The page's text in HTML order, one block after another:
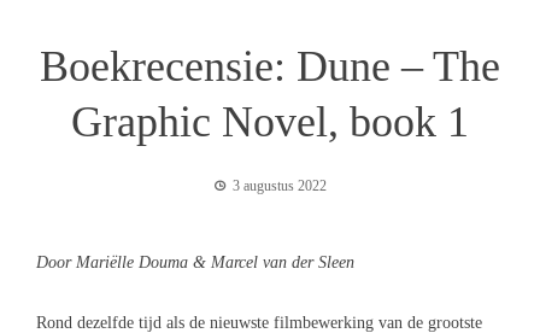
Boekrecensie: Dune – The
Graphic Novel, book 1
3 augustus 2022
Door Mariëlle Douma & Marcel van der Sleen
Rond dezelfde tijd als de nieuwste filmbewerking van de grootste